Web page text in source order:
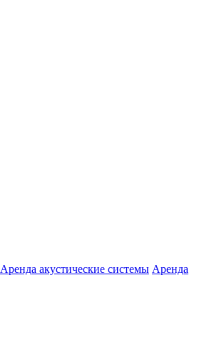
Аренда акустические системы Аренда